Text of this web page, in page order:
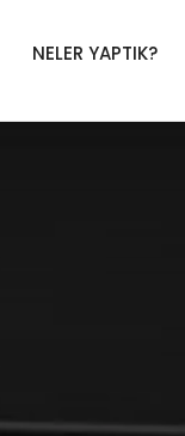
NELER YAPTIK?